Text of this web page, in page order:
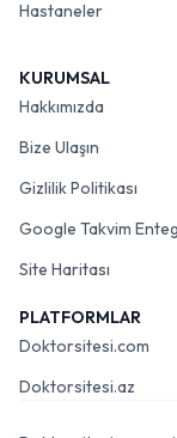
Hastaneler
KURUMSAL
Hakkımızda
Bize Ulaşın
Gizlilik Politikası
Google Takvim
Site Haritası
PLATFORMLAR
Doktorsitesi.com
Doktorsitesi.az